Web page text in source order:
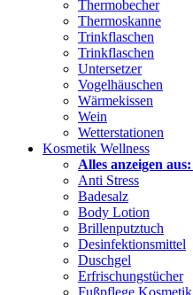
Thermobecher
Thermoskanne
Trinkflaschen
Trinkflaschen
Untersetzer
Vogelhäuschen
Wärmekissen
Wein
Wetterstationen
Kosmetik Wellness
Alles anzeigen aus:
Anti Stress
Badesalz
Body Lotion
Brillenputztuch
Desinfektionsmittel
Duschgel
Erfrischungstücher
Fußpflege Kosmetik